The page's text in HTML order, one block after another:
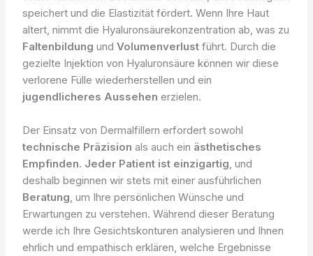
speichert und die Elastizität fördert. Wenn Ihre Haut
altert, nimmt die Hyaluronsäurekonzentration ab, was zu
Faltenbildung undVolumenverlust führt. Durch die
gezielte Injektion von Hyaluronsäure können wir diese
verlorene Fülle wiederherstellen und ein
jugendlicheres Aussehen erzielen.
Der Einsatz von Dermalfillern erfordert sowohl
technische Präzision als auch ein ästhetisches
Empfinden. Jeder Patient ist einzigartig, und
deshalb beginnen wir stets mit einer ausführlichen
Beratung, um Ihre persönlichen Wünsche und
Erwartungen zu verstehen. Während dieser Beratung
werde ich Ihre Gesichtskonturen analysieren und Ihnen
ehrlich und empathisch erklären, welche Ergebnisse